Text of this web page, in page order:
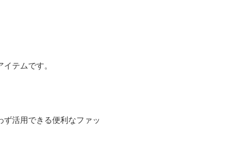
テムです。
活用できる便利なファッ